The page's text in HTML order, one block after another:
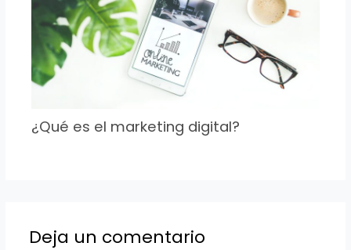
¿Qué es el marketing digital?
Deja un comentario